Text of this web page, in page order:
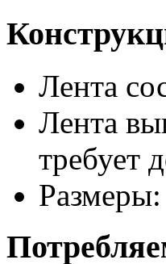
Лента
Лента
требует